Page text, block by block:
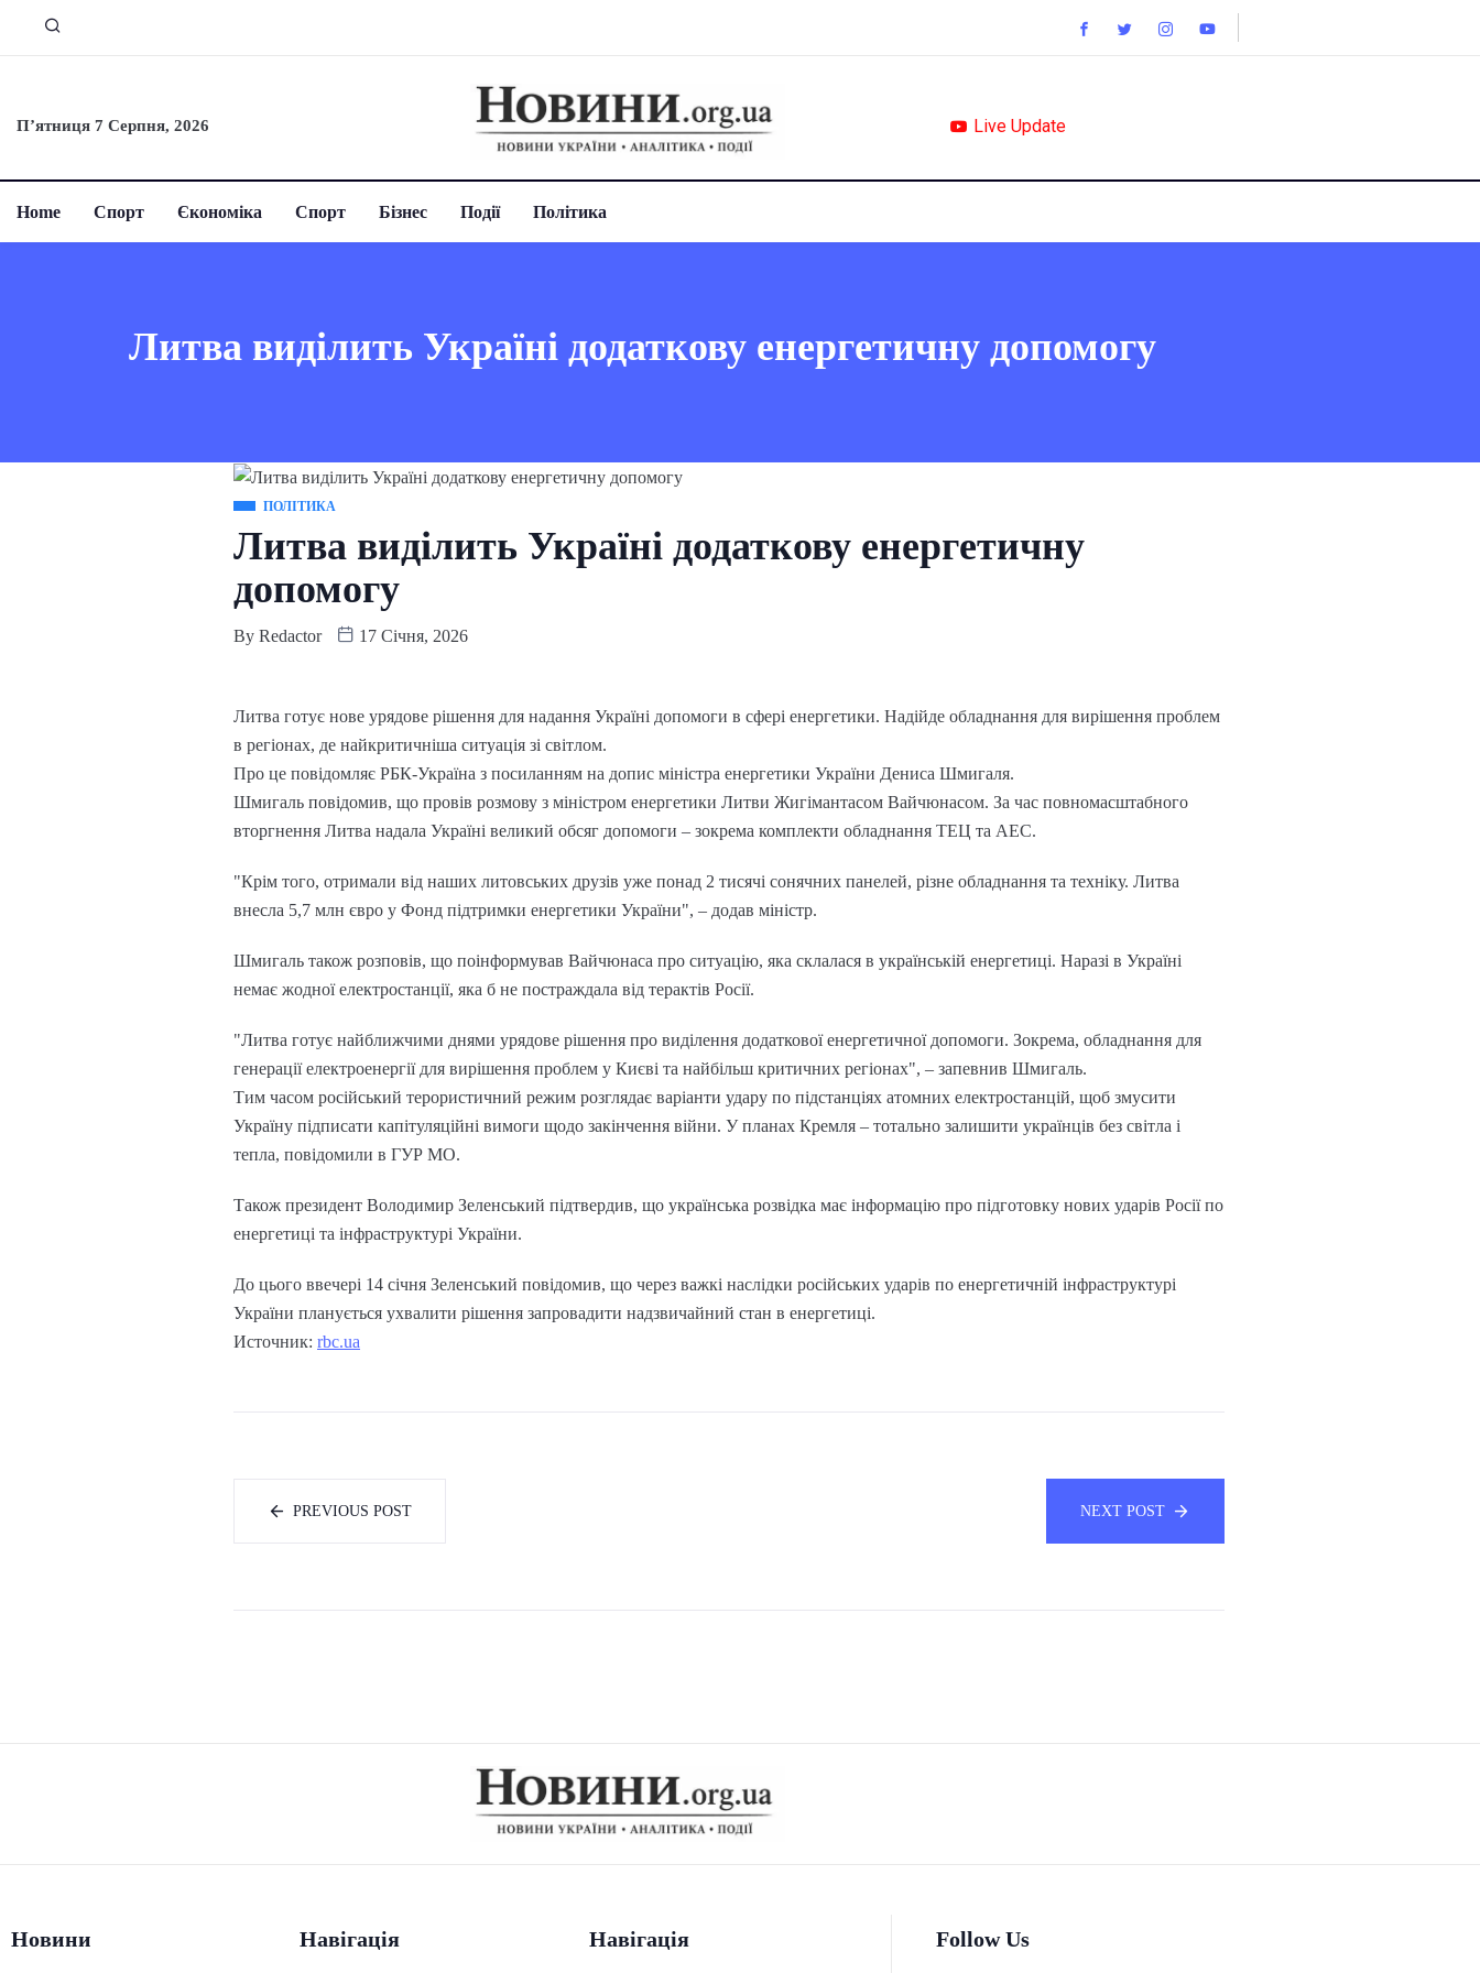
П’ятниця 7 Серпня, 2026 Live Update
Home Спорт Єкономіка Спорт Бізнес Події Політика
Литва виділить Україні додаткову енергетичну допомогу
ПОЛІТИКА
Литва виділить Україні додаткову енергетичну
допомогу
By Redactor 17 Січня, 2026
Литва готує нове урядове рішення для надання Україні допомоги в сфері енергетики. Надійде обладнання для вирішення проблем
в регіонах, де найкритичніша ситуація зі світлом.
Про це повідомляє РБК-Україна з посиланням на допис міністра енергетики України Дениса Шмигаля.
Шмигаль повідомив, що провів розмову з міністром енергетики Литви Жигімантасом Вайчюнасом. За час повномасштабного
вторгнення Литва надала Україні великий обсяг допомоги – зокрема комплекти обладнання ТЕЦ та АЕС.
"Крім того, отримали від наших литовських друзів уже понад 2 тисячі сонячних панелей, різне обладнання та техніку. Литва
внесла 5,7 млн євро у Фонд підтримки енергетики України", – додав міністр.
Шмигаль також розповів, що поінформував Вайчюнаса про ситуацію, яка склалася в українській енергетиці. Наразі в Україні
немає жодної електростанції, яка б не постраждала від терактів Росії.
"Литва готує найближчими днями урядове рішення про виділення додаткової енергетичної допомоги. Зокрема, обладнання для
генерації електроенергії для вирішення проблем у Києві та найбільш критичних регіонах", – запевнив Шмигаль.
Тим часом російський терористичний режим розглядає варіанти удару по підстанціях атомних електростанцій, щоб змусити
Україну підписати капітуляційні вимоги щодо закінчення війни. У планах Кремля – тотально залишити українців без світла і
тепла, повідомили в ГУР МО.
Також президент Володимир Зеленський підтвердив, що українська розвідка має інформацію про підготовку нових ударів Росії по
енергетиці та інфраструктурі України.
До цього ввечері 14 січня Зеленський повідомив, що через важкі наслідки російських ударів по енергетичній інфраструктурі
України планується ухвалити рішення запровадити надзвичайний стан в енергетиці.
Источник: rbc.ua
PREVIOUS POST NEXT POST
Новини Навігація Навігація Follow Us